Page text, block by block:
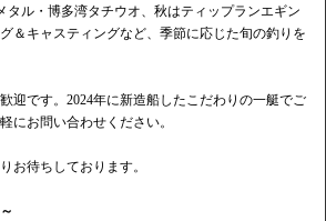
タル・博多湾タチウオ、秋はティップランエギン
＆キャスティングなど、季節に応じた旬の釣りを
迎です。2024年に新造船したこだわりの一艇でご
にお問い合わせください。
お待ちしております。